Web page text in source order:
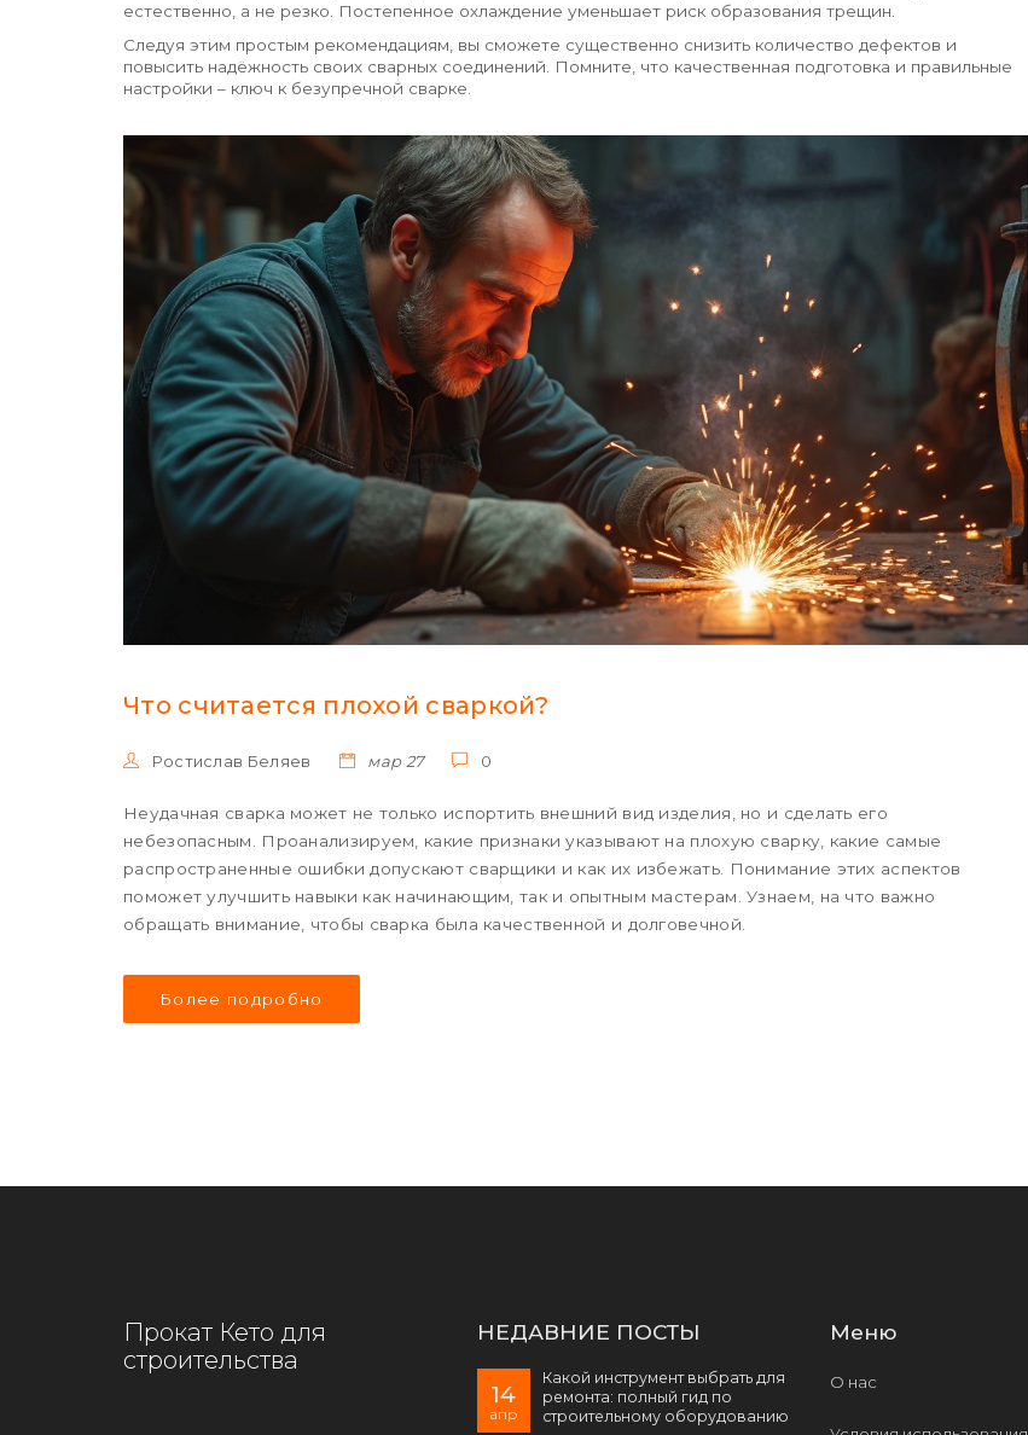
естественно, а не резко. Постепенное охлаждение уменьшает риск образования трещин.
Следуя этим простым рекомендациям, вы сможете существенно снизить количество дефектов и
повысить надёжность своих сварных соединений. Помните, что качественная подготовка и правильные
настройки – ключ к безупречной сварке.
Что считается плохой сваркой?
Ростислав Беляев мар 27 0
Неудачная сварка может не только испортить внешний вид изделия, но и сделать его
небезопасным. Проанализируем, какие признаки указывают на плохую сварку, какие самые
распространенные ошибки допускают сварщики и как их избежать. Понимание этих аспектов
поможет улучшить навыки как начинающим, так и опытным мастерам. Узнаем, на что важно
обращать внимание, чтобы сварка была качественной и долговечной.
Более подробно
Прокат Кето для
строительства
НЕДАВНИЕ ПОСТЫ
14
апр
Какой инструмент выбрать для
ремонта: полный гид по
строительному оборудованию
Меню
О нас